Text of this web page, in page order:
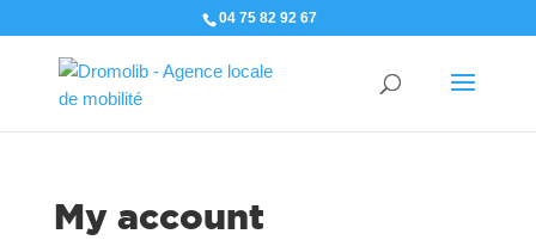
04 75 82 92 67
My account